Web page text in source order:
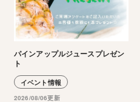
パインアップルジュースプレゼン
ト
イベント情報
2026/08/06更新